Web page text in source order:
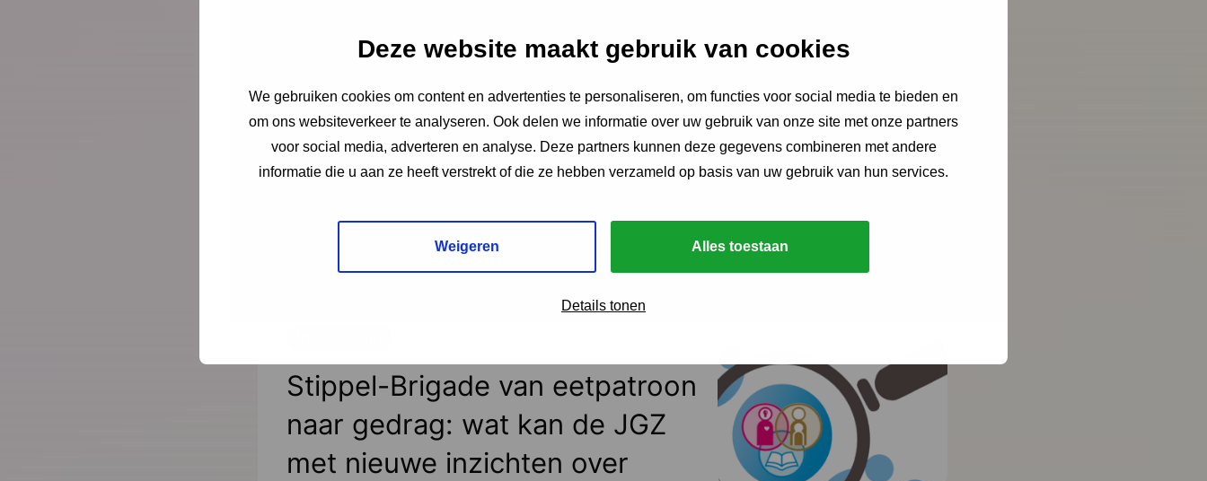
Deze website maakt gebruik van cookies
We gebruiken cookies om content en advertenties te personaliseren, om functies voor social media te bieden en
om ons websiteverkeer te analyseren. Ook delen we informatie over uw gebruik van onze site met onze partners
voor social media, adverteren en analyse. Deze partners kunnen deze gegevens combineren met andere
informatie die u aan ze heeft verstrekt of die ze hebben verzameld op basis van uw gebruik van hun services.
Weigeren Alles toestaan
Details tonen
tussen tabletgebruik en
Dit onderzoek brengt in kaart of tabletgebruik bij kinderen
van 3 tot 5 jaar samenhangt met een verminderde
emotieregulatie.
Lees meer Download publicatie
Stippel-Brigade van eetpatroon
naar gedrag: wat kan de JGZ
met nieuwe inzichten over